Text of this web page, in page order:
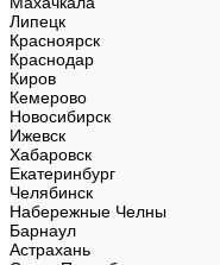
Липецк
Красноярск
Краснодар
Киров
Кемерово
Новосибирск
Ижевск
Хабаровск
Екатеринбург
Челябинск
Набережные Челны
Барнаул
Астрахань